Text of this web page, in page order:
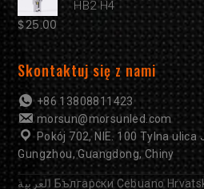
HB2 H4
$25.00
Skontaktuj się z nami
+86 13808811423
morsun@morsunled.com
Pokój 702, NIE. 100 Tylna ulica
Gungzhou, Guangdong, Chiny
العربية Български Cebuano